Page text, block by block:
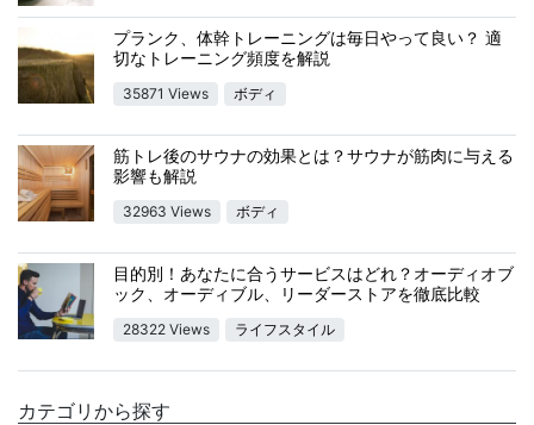
プランク、体幹トレーニングは毎日やって良い？ 適
切なトレーニング頻度を解説
35871 Views ボディ
筋トレ後のサウナの効果とは？サウナが筋肉に与える
影響も解説
32963 Views ボディ
目的別！あなたに合うサービスはどれ？オーディオブ
ック、オーディブル、リーダーストアを徹底比較
28322 Views ライフスタイル
カテゴリから探す